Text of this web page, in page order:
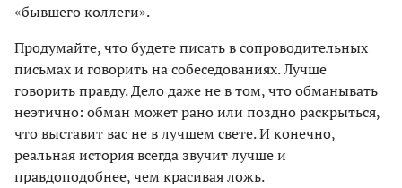
«бывшего коллеги».
Продумайте, что будете писать в сопроводительных
письмах и говорить на собеседованиях. Лучше
говорить правду. Дело даже не в том, что обманывать
неэтично: обман может рано или поздно раскрыться,
что выставит вас не в лучшем свете. И конечно,
реальная история всегда звучит лучше и
правдоподобнее, чем красивая ложь.